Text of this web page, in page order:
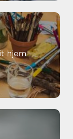
hjem